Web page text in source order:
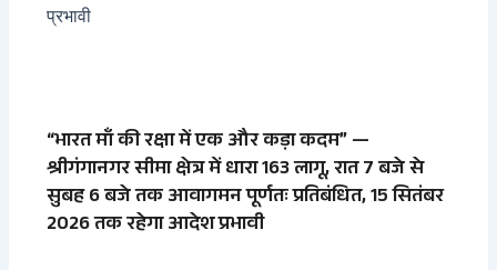
“भारत माँ की रक्षा में एक और कड़ा कदम” —
श्रीगंगानगर सीमा क्षेत्र में धारा 163 लागू, रात 7 बजे से
सुबह 6 बजे तक आवागमन पूर्णतः प्रतिबंधित, 15 सितंबर
2026 तक रहेगा आदेश प्रभावी